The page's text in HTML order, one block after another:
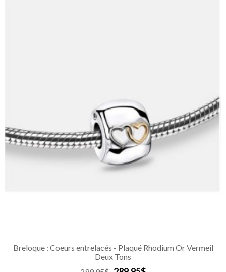
Breloque : Coeurs entrelacés - Plaqué Rhodium Or Vermeil
Deux Tons